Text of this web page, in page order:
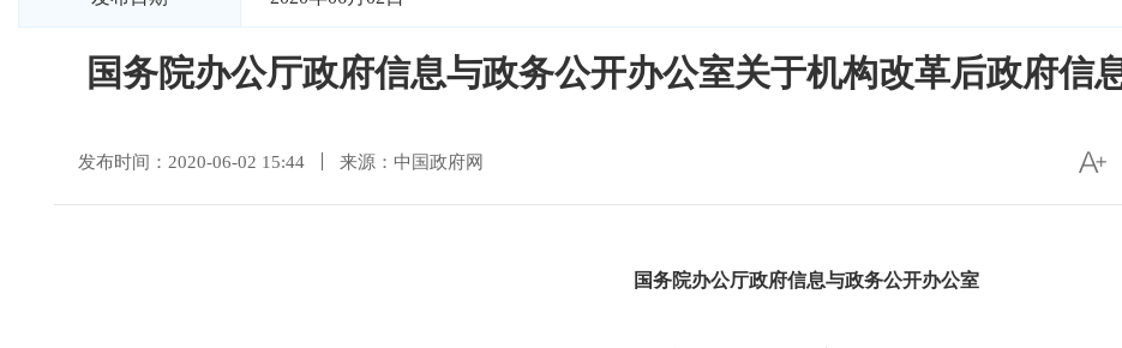
国务院办公厅政府信息与政务公开办公室关于机构改革后政府信
发布时间：2020-06-02 15:44 来源：中国政府网
国务院办公厅政府信息与政务公开办公室